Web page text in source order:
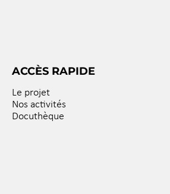
ACCÈS RAPIDE
Le projet
Nos activités
Docuthèque